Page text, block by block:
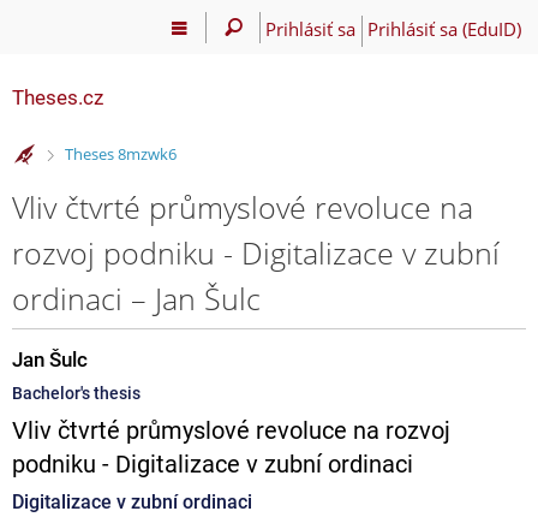
Prihlásiť sa Prihlásiť sa (EduID)
Theses.cz
>
Theses 8mzwk6
Vliv čtvrté průmyslové revoluce na
rozvoj podniku - Digitalizace v zubní
ordinaci – Jan Šulc
Jan Šulc
Bachelor's thesis
Vliv čtvrté průmyslové revoluce na rozvoj
podniku - Digitalizace v zubní ordinaci
Digitalizace v zubní ordinaci